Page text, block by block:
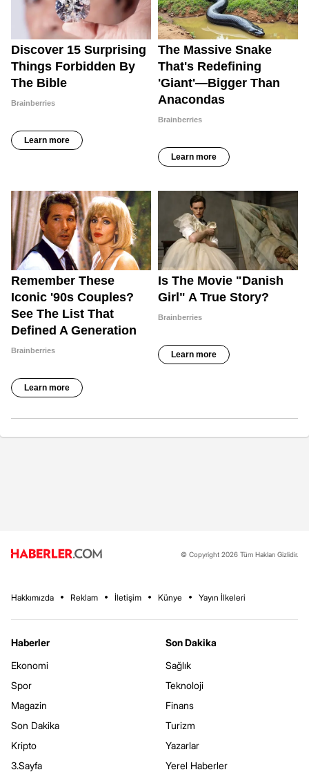
© Copyright 2026 Tüm Hakları Gizlidir.
Hakkımızda Reklam İletişim Künye Yayın İlkeleri
Haberler
Ekonomi
Spor
Magazin
Son Dakika
Kripto
3.Sayfa
Son Dakika
Sağlık
Teknoloji
Finans
Turizm
Yazarlar
Yerel Haberler